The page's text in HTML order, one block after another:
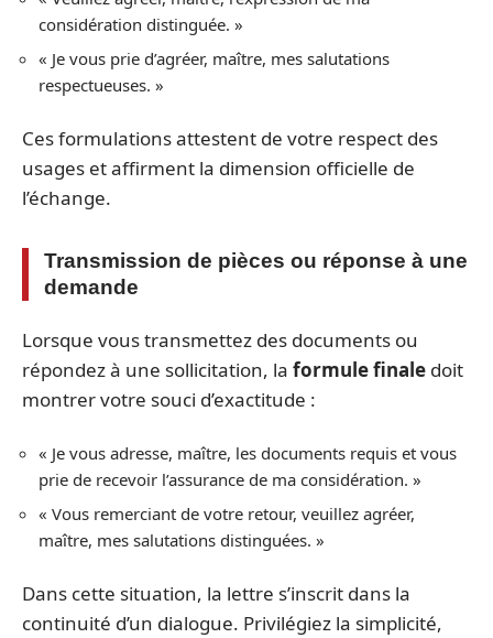
considération distinguée. »
« Je vous prie d’agréer, maître, mes salutations
respectueuses. »
Ces formulations attestent de votre respect des
usages et affirment la dimension officielle de
l’échange.
Transmission de pièces ou réponse à une
demande
Lorsque vous transmettez des documents ou
répondez à une sollicitation, la formule finale doit
montrer votre souci d’exactitude :
« Je vous adresse, maître, les documents requis et vous
prie de recevoir l’assurance de ma considération. »
« Vous remerciant de votre retour, veuillez agréer,
maître, mes salutations distinguées. »
Dans cette situation, la lettre s’inscrit dans la
continuité d’un dialogue. Privilégiez la simplicité,